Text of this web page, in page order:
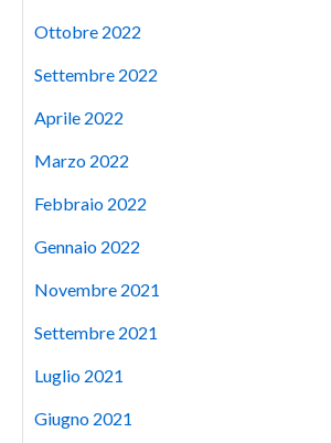
Ottobre 2022
Settembre 2022
Aprile 2022
Marzo 2022
Febbraio 2022
Gennaio 2022
Novembre 2021
Settembre 2021
Luglio 2021
Giugno 2021